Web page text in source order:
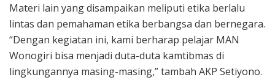
Materi lain yang disampaikan meliputi etika berlalu
lintas dan pemahaman etika berbangsa dan bernegara.
“Dengan kegiatan ini, kami berharap pelajar MAN
Wonogiri bisa menjadi duta-duta kamtibmas di
lingkungannya masing-masing,” tambah AKP Setiyono.